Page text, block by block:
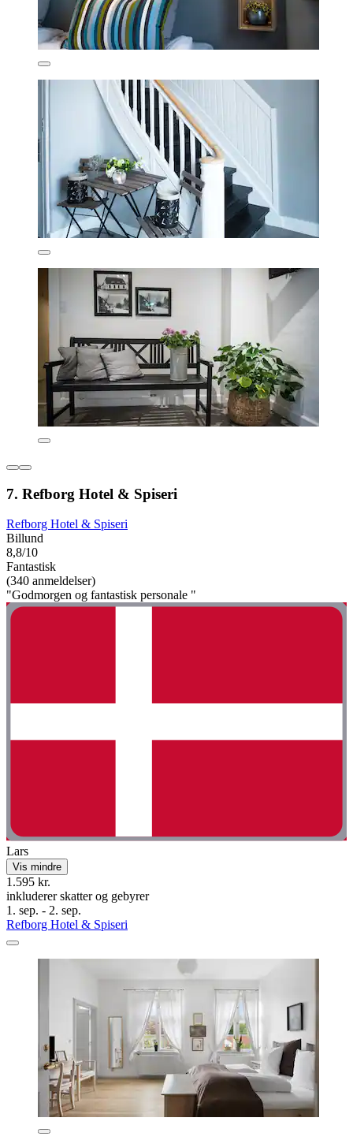
7. Refborg Hotel & Spiseri
Refborg Hotel & Spiseri
Billund
8,8/10
Fantastisk
(340 anmeldelser)
"Godmorgen og fantastisk personale "
Lars
Vis mindre
1.595 kr.
inkluderer skatter og gebyrer
1. sep. - 2. sep.
Refborg Hotel & Spiseri